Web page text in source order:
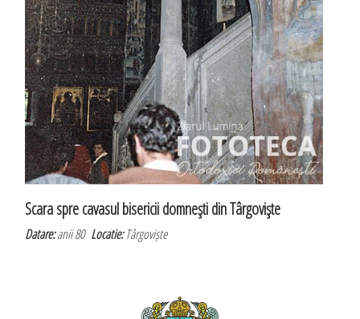
Scara spre cavasul bisericii domneşti din Târgovişte
Datare:anii 80Locatie:Târgoviște